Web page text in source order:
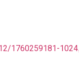
1760259181-